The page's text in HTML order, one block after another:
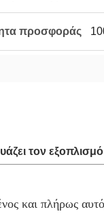
προσφοράς
τον
και πλήρως